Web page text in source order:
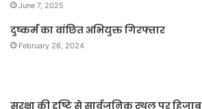
June 7, 2025
दुष्कर्म का वांछित अभियुक्त गिरफ्तार
February 26, 2024
सुरक्षा की दृष्टि से सार्वजनिक स्थल पर हिजाब